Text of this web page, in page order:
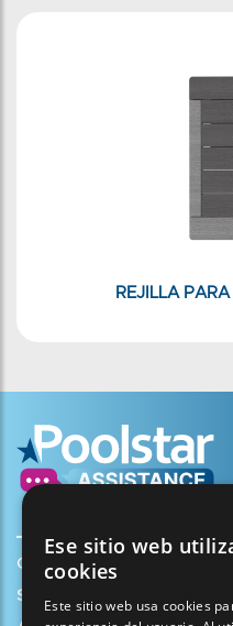
REJILLA
Crear mi cuenta
Su cesta
Ese sitio web
cookies
Este sitio web usa cookies